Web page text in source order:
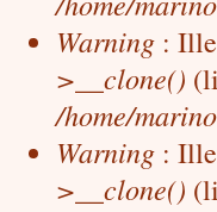
Warning :
>__clone()
/home/
Warning :
>__clone()